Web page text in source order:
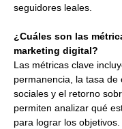
seguidores leales.
¿Cuáles son las
marketing digital?
Las métricas clave
permanencia, la tasa
sociales y el retorno
permiten analizar qué
para lograr los objetivos.